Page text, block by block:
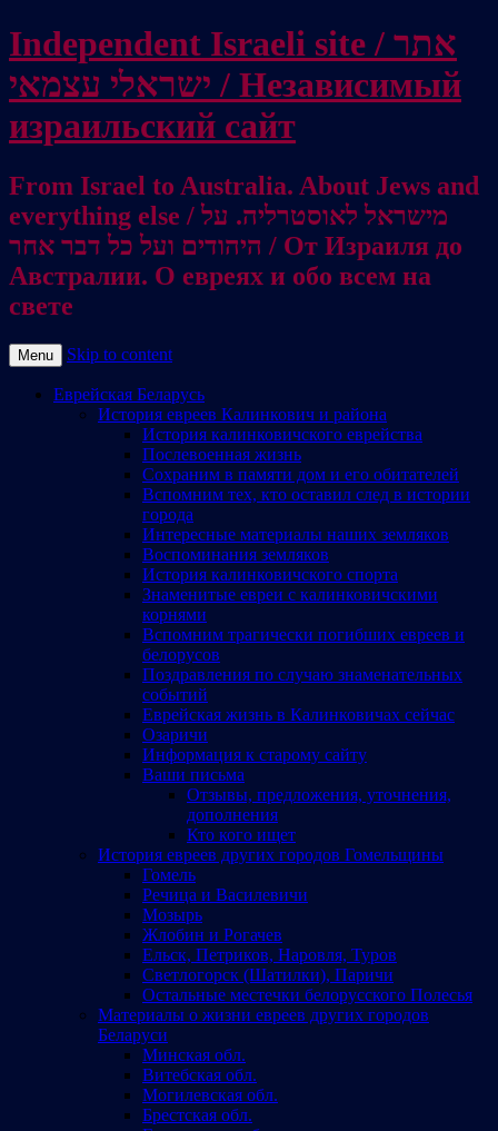
Independent Israeli site / אתר
ישראלי עצמאי / Независимый
израильский сайт
From Israel to Australia. About Jews and
everything else / מישראל לאוסטרליה. על
היהודים ועל כל דבר אחר / От Израиля до
Австралии. О евреях и обо всем на
свете
Menu Skip to content
Еврейская Беларусь
История евреев Калинкович и района
История калинковичского еврейства
Послевоенная жизнь
Сохраним в памяти дом и его обитателей
Вспомним тех, кто оставил след в истории
города
Интересные материалы наших земляков
Воспоминания земляков
История калинковичского спорта
Знаменитые евреи с калинковичскими
корнями
Вспомним трагически погибших евреев и
белорусов
Поздравления по случаю знаменательных
событий
Еврейская жизнь в Калинковичах сейчас
Озаричи
Информация к старому сайту
Ваши письма
Отзывы, предложения, уточнения,
дополнения
Кто кого ищет
История евреев других городов Гомельщины
Гомель
Речица и Василевичи
Мозырь
Жлобин и Рогачев
Ельск, Петриков, Наровля, Туров
Светлогорск (Шатилки), Паричи
Остальные местечки белорусского Полесья
Материалы о жизни евреев других городов
Беларуси
Минская обл.
Витебская обл.
Могилевская обл.
Брестская обл.